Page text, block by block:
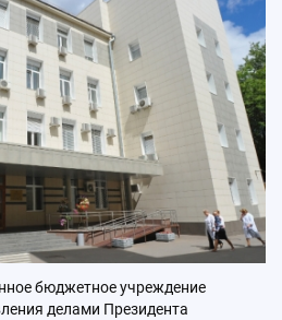
бюджетное учреждение
делами Президента